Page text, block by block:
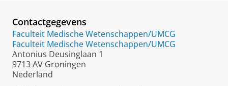
Contactgegevens
Faculteit Medische Wetenschappen/UMCG
Faculteit Medische Wetenschappen/UMCG
Antonius Deusinglaan 1
9713 AV Groningen
Nederland